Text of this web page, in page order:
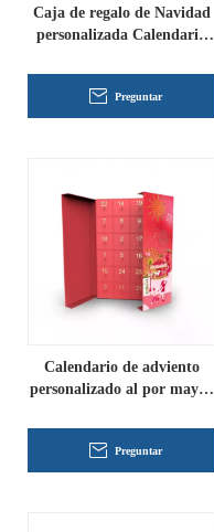
Caja de regalo de Navidad
personalizada Calendario
Preguntar
Calendario de adviento
personalizado al por mayor
Preguntar